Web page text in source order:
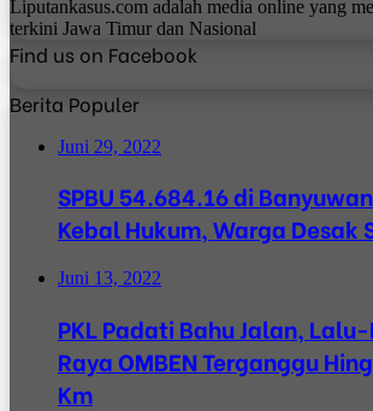
Liputankasus.com adalah media online yang
terkini Jawa Timur dan Nasional
Find us on Facebook
Berita Populer
Juni 29, 2022
SPBU 54.684.16 di
Kebal Hukum, Warga Desak
Juni 13, 2022
PKL Padati Bahu Jalan,
Raya OMBEN Terganggu
Km